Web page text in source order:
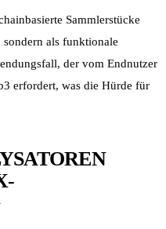
Sammlerstücke
als funktionale
der vom Endnutzer
erfordert, was die Hürde für